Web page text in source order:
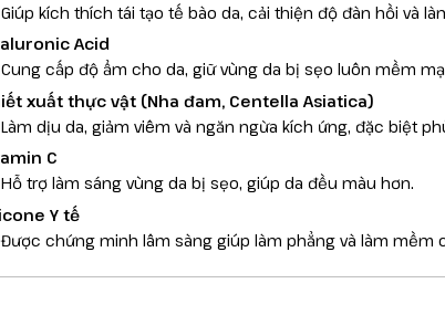
Giúp kích thích tái tạo tế bào da, cải thiện độ đàn hồi và
Acid
Cung cấp độ ẩm cho da, giữ vùng da bị sẹo luôn mềm
xuất thực vật (Nha đam, Centella Asiatica)
Làm dịu da, giảm viêm và ngăn ngừa kích ứng, đặc biệt
C
Hỗ trợ làm sáng vùng da bị sẹo, giúp da đều màu hơn.
Y tế
Được chứng minh lâm sàng giúp làm phẳng và làm mềm